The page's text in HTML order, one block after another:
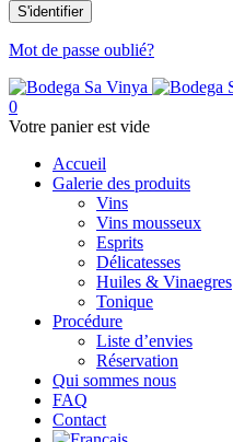
Mot de passe oublié?
0
Votre panier est vide
Accueil
Galerie des produits
Vins
Vins mousseux
Esprits
Délicatesses
Huiles & Vinaegres
Tonique
Procédure
Liste d’envies
Réservation
Qui sommes nous
FAQ
Contact